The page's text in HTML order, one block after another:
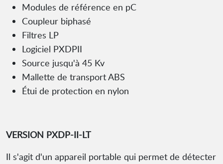
Modules de référence en pC
Coupleur biphasé
Filtres LP
Logiciel PXDPII
Source jusqu'à 45 Kv
Mallette de transport ABS
Étui de protection en nylon
VERSION PXDP-II-LT
Il s'agit d'un appareil portable qui permet de détecter